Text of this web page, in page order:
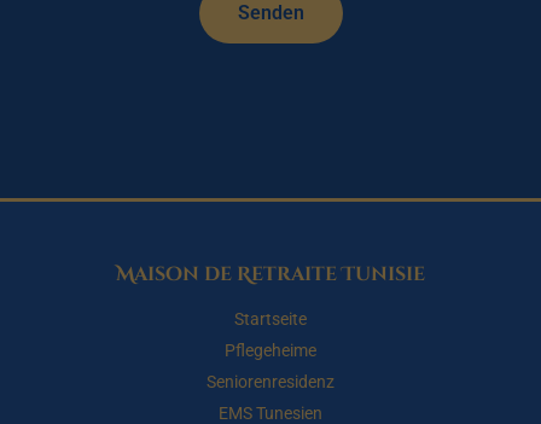
Senden
Maison de Retraite Tunisie
Startseite
Pflegeheime
Seniorenresidenz
EMS Tunesien